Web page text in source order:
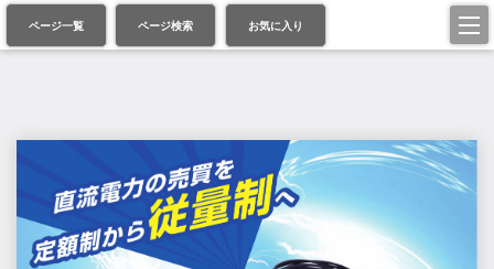
ページ一覧 ページ検索 お気に入り